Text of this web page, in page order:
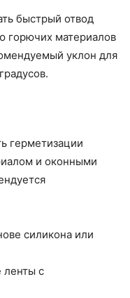
быстрый отвод
горючих материалов
уклон для
герметизации
и оконными
силикона или
ленты с